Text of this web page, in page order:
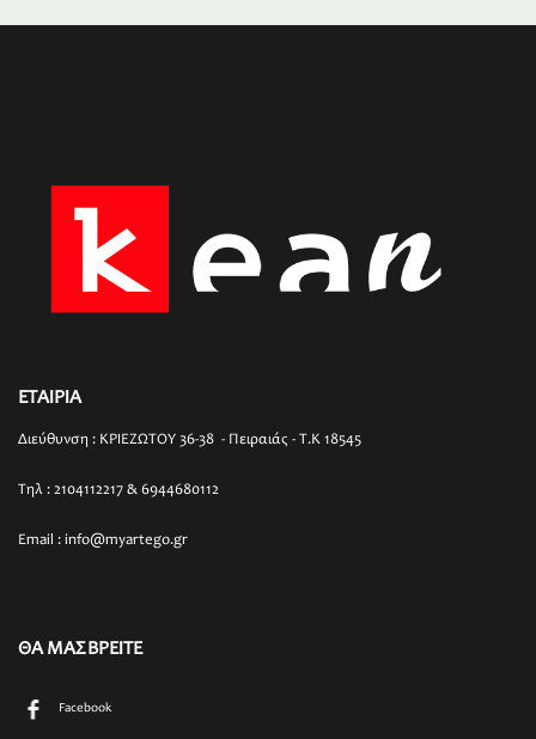
ΕΤΑΙΡΙΑ
Διεύθυνση : ΚΡΙΕΖΩΤΟΥ 36-38 - Πειραιάς - T.K 18545
Τηλ : 2104112217 & 6944680112
Email : info@myartego.gr
ΘΑ ΜΑΣ ΒΡΕΙΤΕ
Facebook